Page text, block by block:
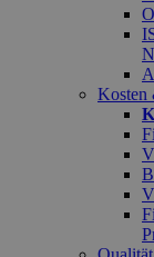
Kosten